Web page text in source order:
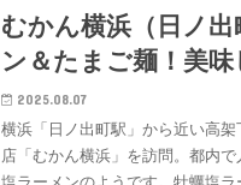
むかん横浜（日ノ
ン＆たまご麺！美
2025.08.07
横浜「日ノ出町駅」から近い高
店「むかん横浜」を訪問。都内